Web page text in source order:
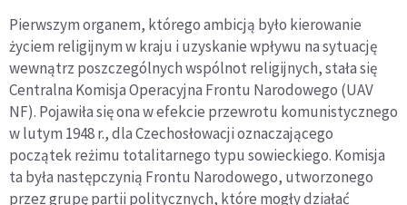
Pierwszym organem, którego ambicją było kierowanie
życiem religijnym w kraju i uzyskanie wpływu na sytuację
wewnątrz poszczególnych wspólnot religijnych, stała się
Centralna Komisja Operacyjna Frontu Narodowego (UAV
NF). Pojawiła się ona w efekcie przewrotu komunistycznego
w lutym 1948 r., dla Czechosłowacji oznaczającego
początek reżimu totalitarnego typu sowieckiego. Komisja
ta była następczynią Frontu Narodowego, utworzonego
przez grupę partii politycznych, które mogły działać